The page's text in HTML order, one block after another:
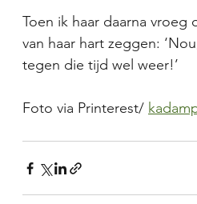
Toen ik haar daarna
van haar hart zeggen:
tegen die tijd wel weer!’
Foto via Printerest/